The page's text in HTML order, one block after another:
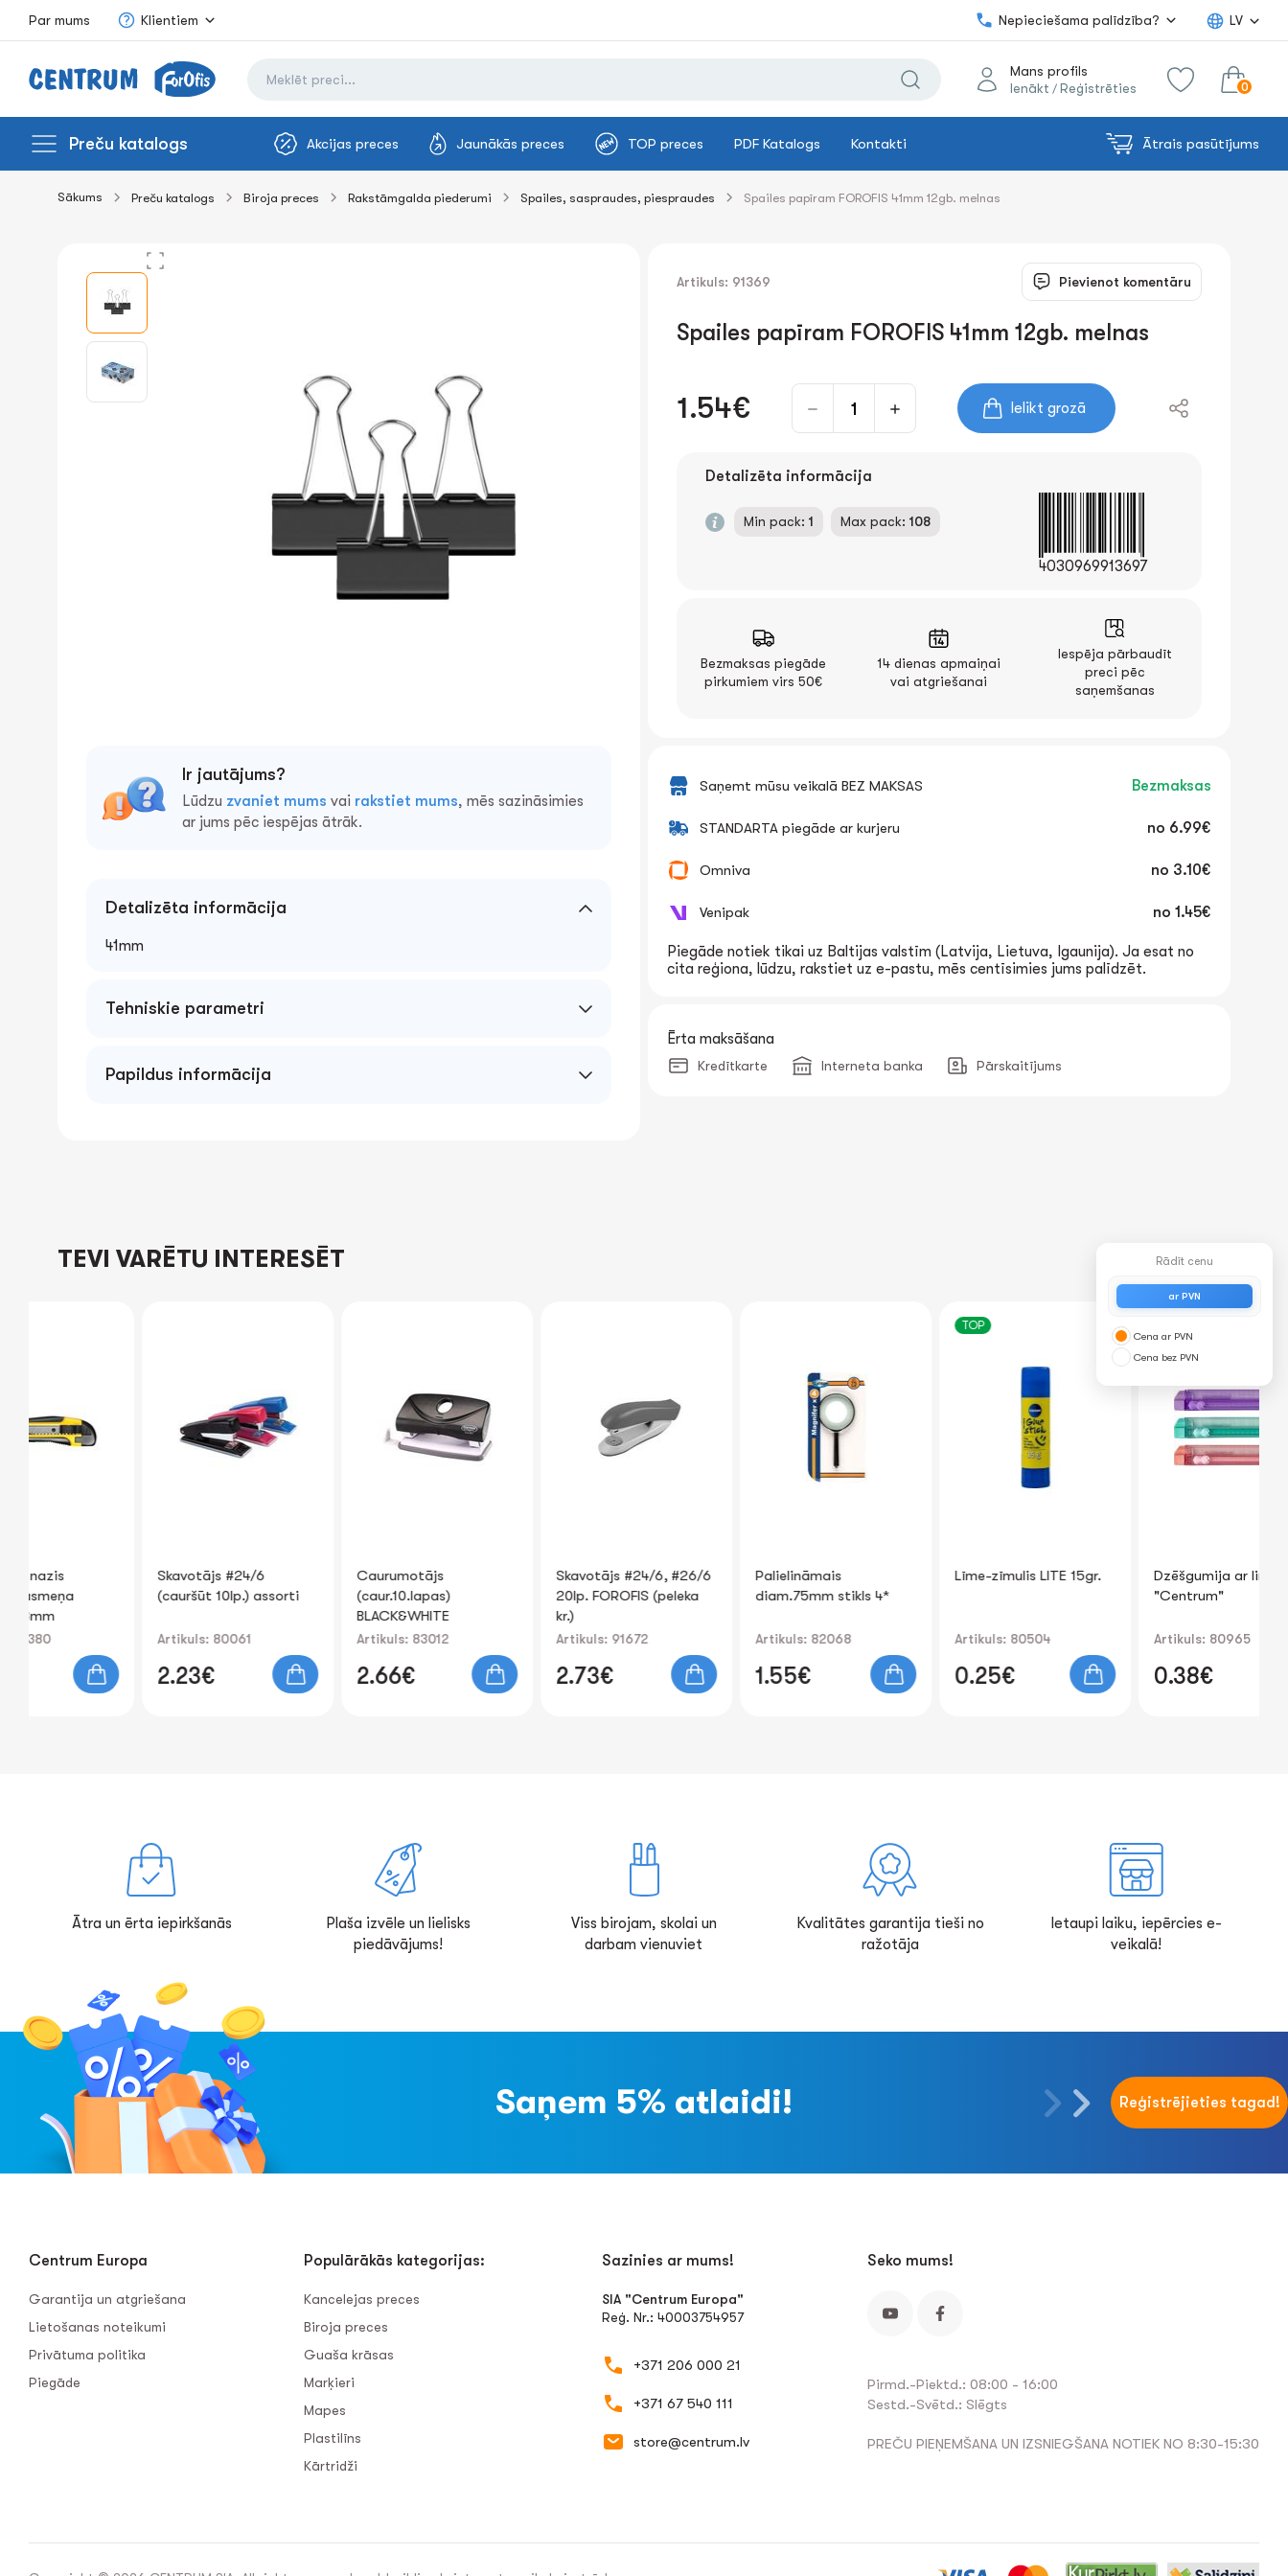
Par mums Klientiem Nepieciešama palīdzība? LV
Mans profils
Ienākt / Reģistrēties 0
Preču katalogs Akcijas preces Jaunākās preces TOP preces PDF Katalogs Kontakti Ātrais pasūtījums
Sākums Preču katalogs Biroja preces Rakstāmgalda piederumi Spailes, saspraudes, piespraudes Spailes papīram FOROFIS 41mm 12gb. melnas
Ir jautājums?
Lūdzu zvaniet mums vai rakstiet mums, mēs sazināsimies
ar jums pēc iespējas ātrāk.
Detalizēta informācija
41mm
Tehniskie parametri
Papildus informācija
Artikuls: 91369 Pievienot komentāru
Spailes papīram FOROFIS 41mm 12gb. melnas
1.54€ Ielikt grozā
Detalizēta informācija
Min pack: 1 Max pack: 108
4030969913697
Bezmaksas piegāde
pirkumiem virs 50€
14 dienas apmaiņai
vai atgriešanai
Iespēja pārbaudīt
preci pēc
saņemšanas
Saņemt mūsu veikalā BEZ MAKSAS Bezmaksas
STANDARTA piegāde ar kurjeru no 6.99€
Omniva no 3.10€
Venipak no 1.45€
Piegāde notiek tikai uz Baltijas valstīm (Latvija, Lietuva, Igaunija). Ja esat no
cita reģiona, lūdzu, rakstiet uz e-pastu, mēs centīsimies jums palīdzēt.
Ērta maksāšana
Kredītkarte Interneta banka Pārskaitījums
TEVI VARĒTU INTERESĒT
Skavotājs #24/6
(cauršūt 10lp.) assorti
Artikuls: 80061
2.23€
Caurumotājs
(caur.10.lapas)
BLACK&WHITE
Artikuls: 83012
2.66€
Skavotājs #24/6, #26/6
20lp. FOROFIS (peleka
Artikuls: 91672
2.73€
Palielināmais
diam.75mm stikls 4*
Artikuls: 82068
1.55€
Līme-zīmulis LITE 15gr.
Artikuls: 80504
0.25€
Dzēšgumija ar lineālu
Artikuls: 80965
0.38€
Rādīt cenu
ar PVN
Cena ar PVN
Cena bez PVN
Ātra un ērta iepirkšanās
Plaša izvēle un lielisks
piedāvājums!
Viss birojam, skolai un
darbam vienuviet
Kvalitātes garantija tieši no
ražotāja
Ietaupi laiku, iepērcies e-
veikalā!
Saņem 5% atlaidi! Reģistrējieties tagad!
Centrum Europa
Garantija un atgriešana
Lietošanas noteikumi
Privātuma politika
Piegāde
Populārākās kategorijas:
Kancelejas preces
Biroja preces
Guaša krāsas
Marķieri
Mapes
Plastilīns
Kārtridži
Sazinies ar mums!
SIA "Centrum Europa"
Reģ. Nr.: 40003754957
+371 206 000 21
+371 67 540 111
store@centrum.lv
Seko mums!
Pirmd.-Piektd.: 08:00 - 16:00
Sestd.-Svētd.: Slēgts
PREČU PIEŅEMŠANA UN IZSNIEGŠANA NOTIEK NO 8:30-15:30